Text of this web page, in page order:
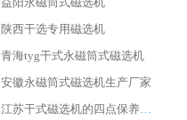
陕西干选专用磁选机
青海tyg干式永磁筒式磁选机
安徽永磁筒式磁选机生产厂家
江苏干式磁选机的四点保养秘籍